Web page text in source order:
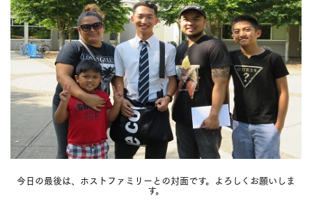
今日の最後は、ホストファミリーとの対面です。よろしくお願いしま
す。